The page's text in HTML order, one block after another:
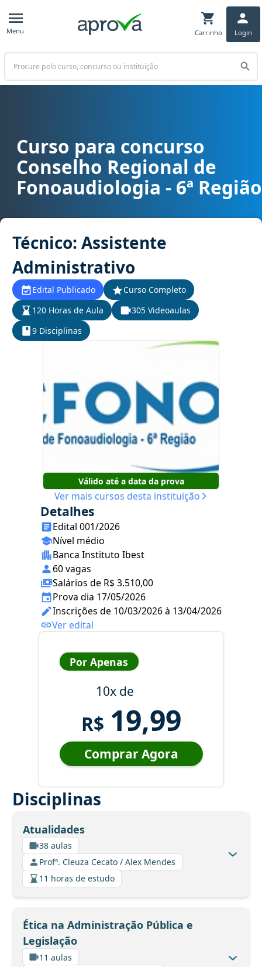
Menu Carrinho Login
Buscar
Curso para concurso CREFONO 6 - Conselho Regional de
Curso para concurso
Conselho Regional de
Fonoaudiologia - 6ª Região
Técnico: Assistente
Administrativo
Edital Publicado
Curso Completo
120 Horas de Aula
305 Videoaulas
9 Disciplinas
Válido até a data da prova
Ver mais cursos desta instituição
Detalhes
Edital 001/2026
Nível médio
Banca Instituto Ibest
60 vagas
Salários de R$ 3.510,00
Prova dia 17/05/2026
Inscrições de 10/03/2026 à 13/04/2026
Ver edital
Por Apenas
10x de
R$ 19,99
Comprar Agora
Disciplinas
Atualidades
38 aulas
Profº. Cleuza Cecato / Alex Mendes
11 horas de estudo
Ética na Administração Pública e
Legislação
11 aulas